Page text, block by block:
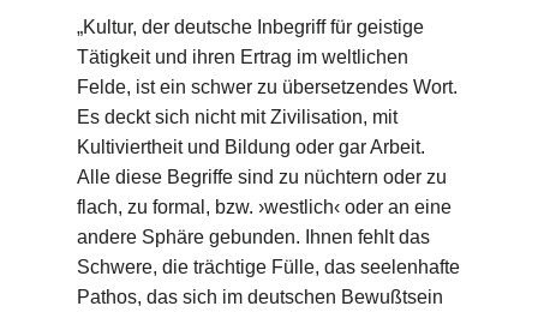
„Kultur, der deutsche Inbegriff für geistige
Tätigkeit und ihren Ertrag im weltlichen
Felde, ist ein schwer zu übersetzendes Wort.
Es deckt sich nicht mit Zivilisation, mit
Kultiviertheit und Bildung oder gar Arbeit.
Alle diese Begriffe sind zu nüchtern oder zu
flach, zu formal, bzw. ›westlich‹ oder an eine
andere Sphäre gebunden. Ihnen fehlt das
Schwere, die trächtige Fülle, das seelenhafte
Pathos, das sich im deutschen Bewußtsein